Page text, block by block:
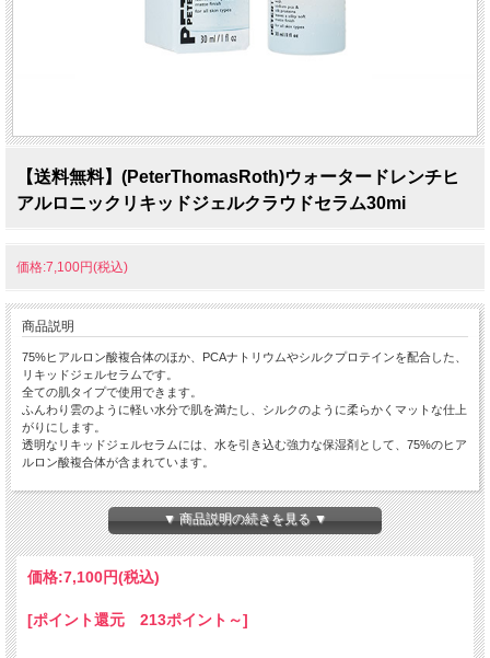
【送料無料】(PeterThomasRoth)ウォータードレンチヒ
アルロニックリキッドジェルクラウドセラム30mi
価格:7,100円(税込)
商品説明
75%ヒアルロン酸複合体のほか、PCAナトリウムやシルクプロテインを配合した、
リキッドジェルセラムです。
全ての肌タイプで使用できます。
ふんわり雲のように軽い水分で肌を満たし、シルクのように柔らかくマットな仕上
がりにします。
透明なリキッドジェルセラムには、水を引き込む強力な保湿剤として、75%のヒア
ルロン酸複合体が含まれています。
潤いで肌をふっくらとさせるのに役立ちます。
PCAナトリウムとシルクプロテインが、目に見えない絹のベールのような潤いを与
えます。
小じわや肌荒れを軽減し、滑らかでより若々しい状態に保ちます。
オイルフリーで、無香料です。
有効期限：2027年5月末
【使用方法】
▼ 商品説明の続きを見る ▼
価格:7,100円(税込)
[ポイント還元 213ポイント～]